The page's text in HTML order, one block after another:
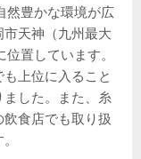
然豊かな環境が広
天神（九州最大
置しています。
上位に入ること
ました。また、糸
食店でも取り扱